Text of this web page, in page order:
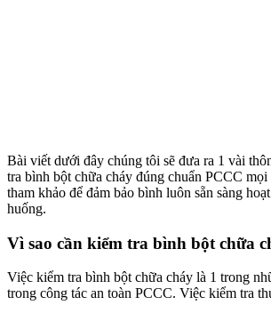
Bài viết dưới đây chúng tôi sẽ đưa ra 1 vài
tra bình bột chữa cháy đúng chuẩn PCCC
tham khảo để đảm bảo bình luôn sẵn sàng
huống.
Vì sao cần kiểm tra bình bột chữa
Việc kiểm tra bình bột chữa cháy là 1 trong
trong công tác an toàn PCCC. Việc kiểm tra